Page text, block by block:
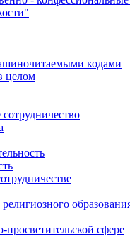
кодами
целом
просветительской сфере